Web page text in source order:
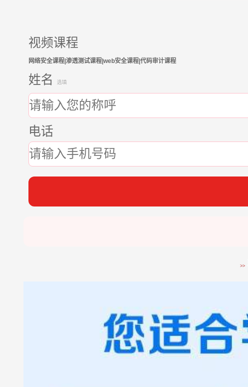
视频课程
网络安全课程|渗透测试课程|web安全课程|代码审计课程
姓名 选填
电话
>>